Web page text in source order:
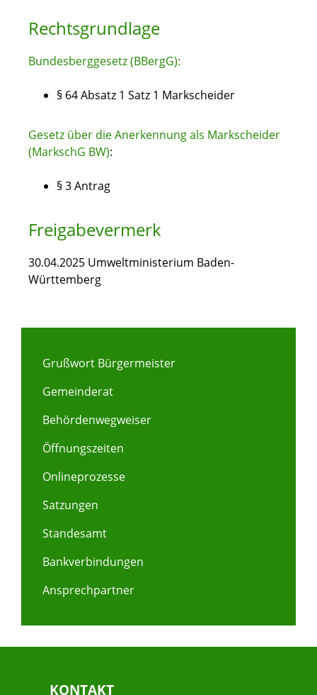
Rechtsgrundlage
Bundesberggesetz (BBergG):
§ 64 Absatz 1 Satz 1 Markscheider
Gesetz über die Anerkennung als Markscheider
(MarkschG BW):
§ 3 Antrag
Freigabevermerk
30.04.2025 Umweltministerium Baden-
Württemberg
Grußwort Bürgermeister
Gemeinderat
Behördenwegweiser
Öffnungszeiten
Onlineprozesse
Satzungen
Standesamt
Bankverbindungen
Ansprechpartner
KONTAKT